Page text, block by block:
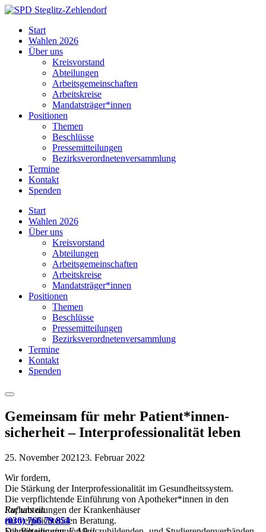
Skip
content
Steglitz-
Zehlendorf
Start
Wahlen 2026
Über uns
Kreisvorstand
Abteilungen
Arbeitsgemeinschaften
Arbeitskreise
Mandatsträger*innen
Positionen
Themen
Beschlüsse
Pressemitteilungen
Bezirksverordnetenversammlung
Termine
Kontakt
Spenden
Start
Wahlen 2026
Über uns
Kreisvorstand
Abteilungen
Arbeitsgemeinschaften
Arbeitskreise
Mandatsträger*innen
Positionen
Themen
Beschlüsse
Pressemitteilungen
Bezirksverordnetenversammlung
Termine
Kontakt
Spenden
Menu
Gemeinsam für mehr Patient*innen-
sicherheit – Interprofessionalität leben
25. November 2021 23. Februar 2022
Wir fordern,
Die Stärkung der Interprofessionalität im Gesundheitssystem.
Die verpflichtende Einführung von Apotheker*innen in den
Fachabteilungen der Krankenhäuser
zur verpflichtenden Beratung.
Ruf uns an
(030) 766 79 854